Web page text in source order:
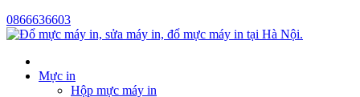
0866636603
Mực in
Hộp mực máy in